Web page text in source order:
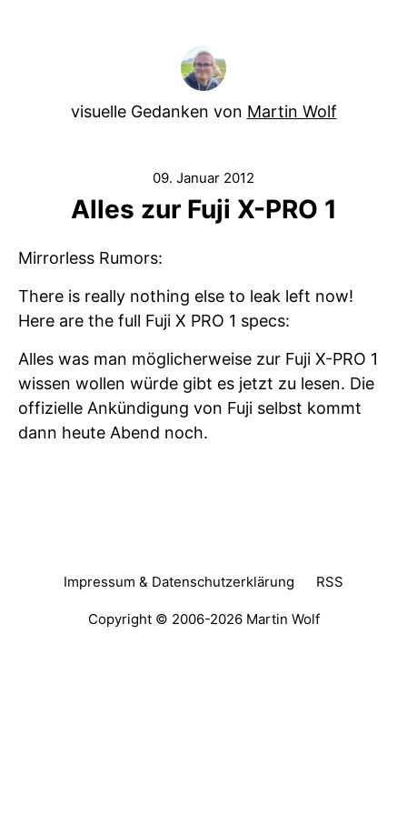
visuelle Gedanken von Martin Wolf
09. Januar 2012
Alles zur Fuji X-PRO 1
Mirrorless Rumors:
There is really nothing else to leak left now!
Here are the full Fuji X PRO 1 specs:
Alles was man möglicherweise zur Fuji X-PRO 1
wissen wollen würde gibt es jetzt zu lesen. Die
offizielle Ankündigung von Fuji selbst kommt
dann heute Abend noch.
Impressum & Datenschutzerklärung RSS
Copyright © 2006-2026 Martin Wolf